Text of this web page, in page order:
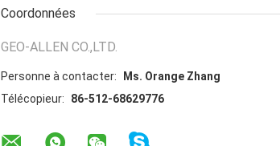
Coordonnées
GEO-ALLEN CO.,LTD.
Personne à contacter:
Ms. Orange Zhang
Télécopieur:
86-512-68629776